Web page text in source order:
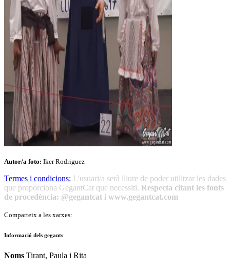
Autor/a foto: Iker Rodriguez
Termes i condicions: L'usuari/a serà lliure de poder utilitzar les dades
que proporciona GegantCat que necessiti. Respecta citant les fonts
de procedència: @gegantcat i www.gegantcat.com
Comparteix a les xarxes:
Informació dels gegants
Noms Tirant, Paula i Rita